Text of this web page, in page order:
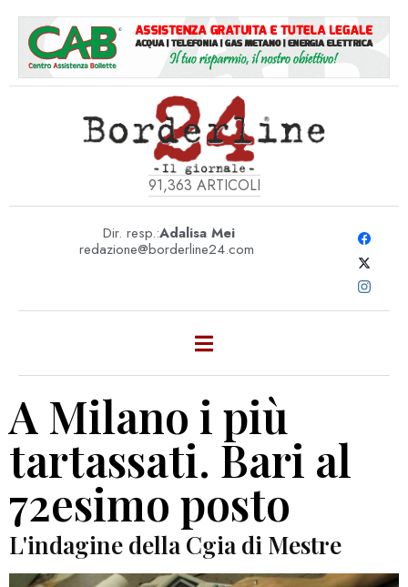
91,363 ARTICOLI
Dir. resp.:Adalisa Mei
redazione@borderline24.com
A Milano i più
tartassati. Bari al
72esimo posto
L'indagine della Cgia di Mestre